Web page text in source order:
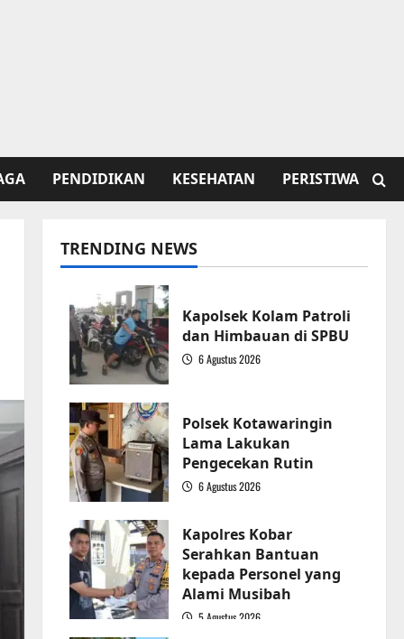
PENDIDIKAN KESEHATAN PERISTIWA
TRENDING NEWS
Kapolsek Kolam Patroli
dan Himbauan di SPBU
6 Agustus 2026
Polsek Kotawaringin
Lama Lakukan
Pengecekan Rutin
6 Agustus 2026
Kapolres Kobar
Serahkan Bantuan
kepada Personel yang
Alami Musibah
5 Agustus 2026